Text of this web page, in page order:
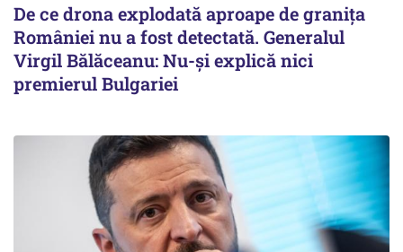
De ce drona explodată aproape de granița
României nu a fost detectată. Generalul
Virgil Bălăceanu: Nu-și explică nici
premierul Bulgariei